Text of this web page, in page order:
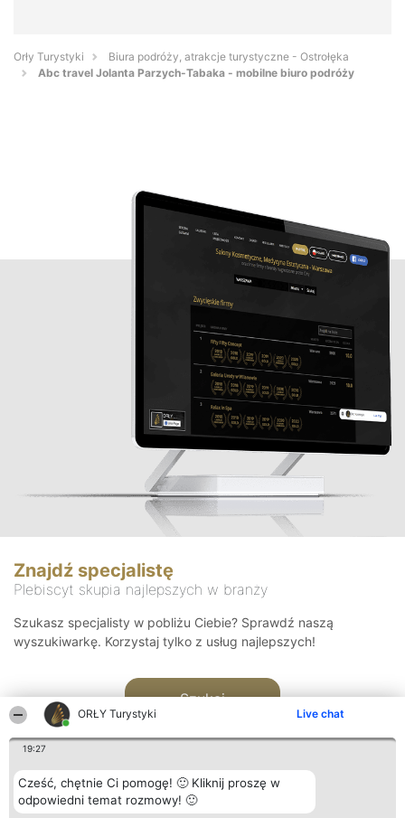
ORŁY Turystyki Live chat
19:27
Cześć, chętnie Ci pomogę! 🙂 Kliknij proszę w
odpowiedni temat rozmowy! 🙂
Orły Turystyki
Biura podróży, atrakcje turystyczne - Ostrołęka
Abc travel Jolanta Parzych-Tabaka - mobilne biuro podróży
Znajdź specjalistę
Plebiscyt skupia najlepszych w branży
Szukasz specjalisty w pobliżu Ciebie? Sprawdź naszą
wyszukiwarkę. Korzystaj tylko z usług najlepszych!
Szukaj